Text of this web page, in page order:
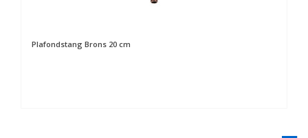
Plafondstang Brons 20 cm